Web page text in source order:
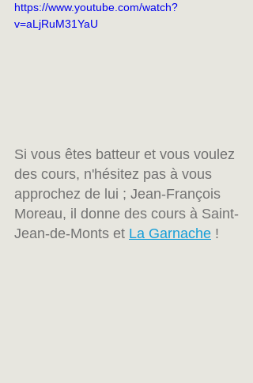
https://www.youtube.com/watch?
v=aLjRuM31YaU
Si vous êtes batteur et vous voulez
des cours, n'hésitez pas à vous
approchez de lui ; Jean-François
Moreau, il donne des cours à Saint-
Jean-de-Monts et La Garnache !